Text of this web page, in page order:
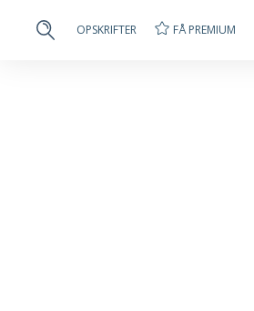
OPSKRIFTER FÅ PREMIUM